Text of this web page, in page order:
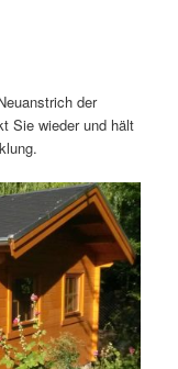
der
Sie wieder und hält